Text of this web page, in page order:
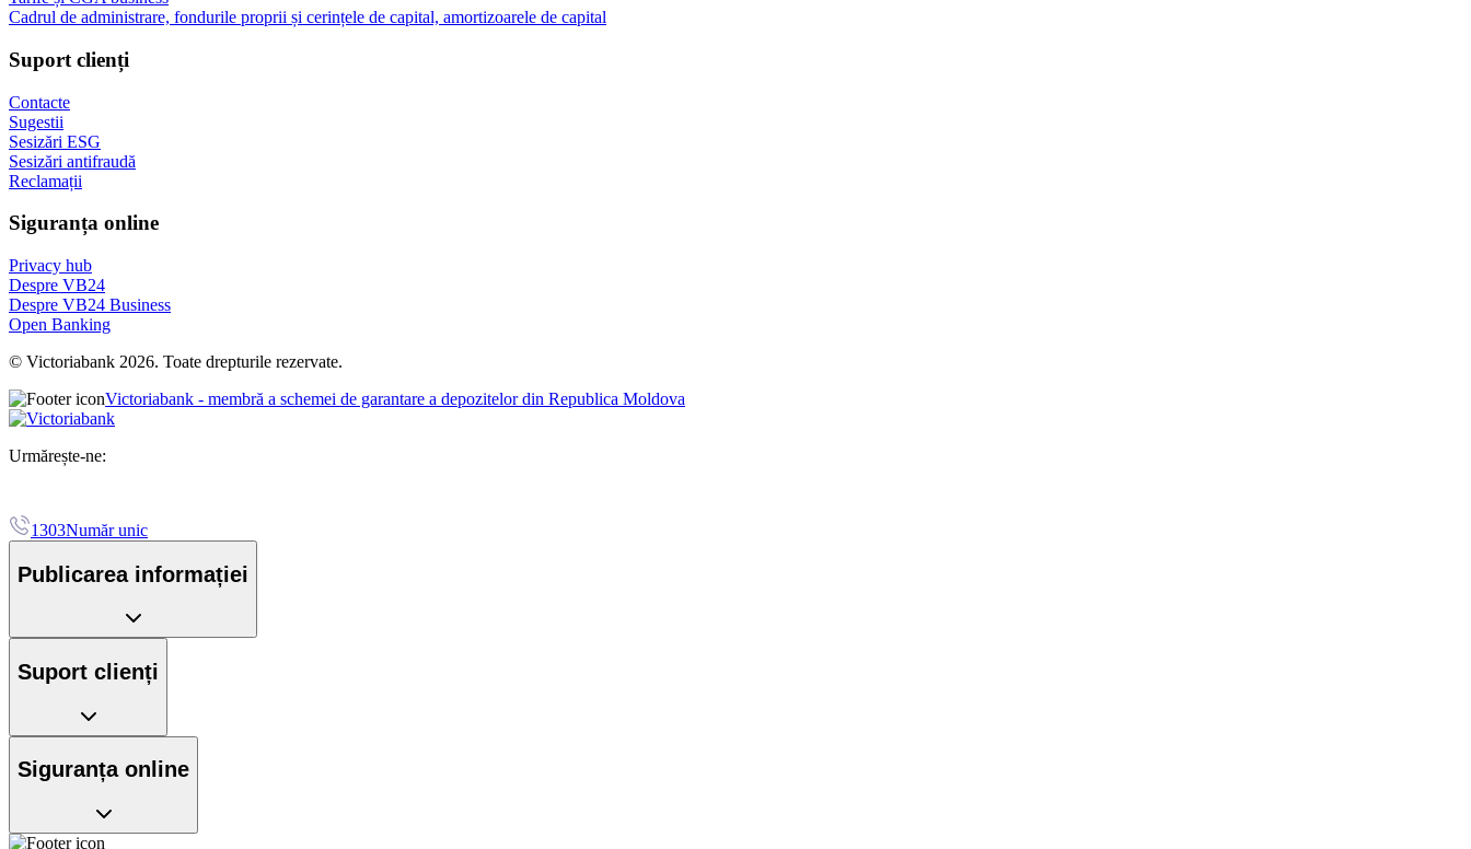
Cadrul de administrare, fondurile proprii și cerințele de capital, amortizoarele de capital
Suport clienți
Contacte
Sugestii
Sesizări ESG
Sesizări antifraudă
Reclamații
Siguranța online
Privacy hub
Despre VB24
Despre VB24 Business
Open Banking
© Victoriabank 2026. Toate drepturile rezervate.
Victoriabank - membră a schemei de garantare a depozitelor din Republica Moldova
Urmărește-ne:
1303Număr unic
Publicarea informației
Suport clienți
Siguranța online